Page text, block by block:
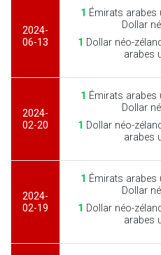
2024-
06-13
1 Émirats arabes
Dollar
1 Dollar néo-
arabes
2024-
02-20
1 Émirats arabes
Dollar
1 Dollar néo-
arabes
2024-
02-19
1 Émirats arabes
Dollar
1 Dollar néo-
arabes